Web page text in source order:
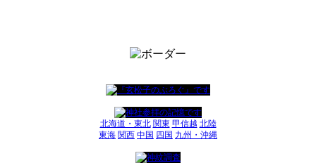
北海道・東北 関東 甲信越 北陸
東海 関西 中国 四国 九州・沖縄